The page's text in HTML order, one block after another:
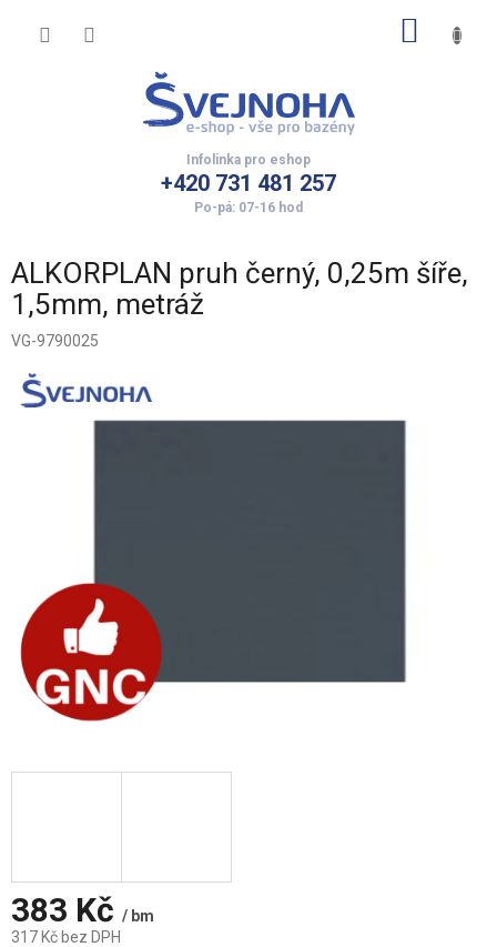
+420 731 481 257
ALKORPLAN pruh černý, 0,25m šíře,
1,5mm, metráž
VG-9790025
383 Kč / bm
317 Kč bez DPH